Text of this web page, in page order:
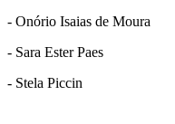
- Onório Isaias de Moura
- Sara Ester Paes
- Stela Piccin